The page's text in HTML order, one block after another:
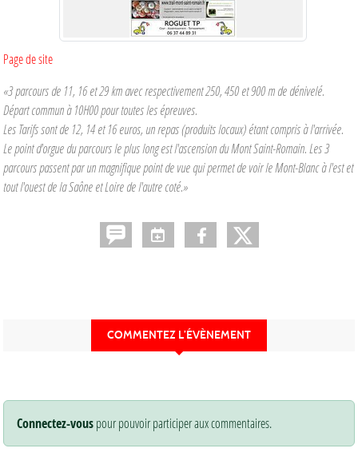
Page de site
«3 parcours de 11, 16 et 29 km avec respectivement 250, 450 et 900 m de dénivelé.
Départ commun à 10H00 pour toutes les épreuves.
Les Tarifs sont de 12, 14 et 16 euros, un repas (produits locaux) étant compris à l'arrivée.
Le point d'orgue du parcours le plus long est l'ascension du Mont Saint-Romain. Les 3
parcours passent par un magnifique point de vue qui permet de voir le Mont-Blanc à l'est et
tout l'ouest de la Saône et Loire de l'autre coté.»
COMMENTEZ L’ÉVÈNEMENT
Connectez-vouspour pouvoir participer aux commentaires.